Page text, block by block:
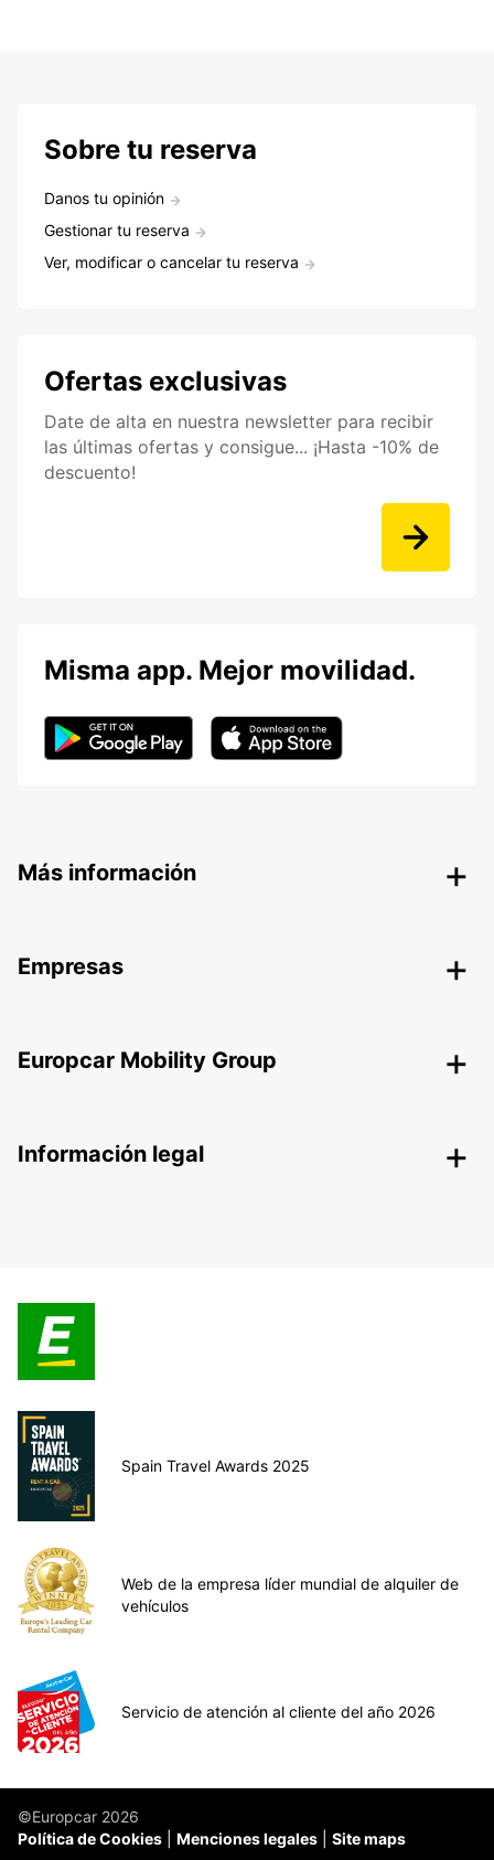
Sobre tu reserva
Danos tu opinión
Gestionar tu reserva
Ver, modificar o cancelar tu reserva
Ofertas exclusivas
Date de alta en nuestra newsletter para recibir
las últimas ofertas y consigue... ¡Hasta -10% de
descuento!
Misma app. Mejor movilidad.
Más información
Empresas
Europcar Mobility Group
Información legal
Spain Travel Awards 2025
Web de la empresa líder mundial de alquiler de
vehículos
Servicio de atención al cliente del año 2026
©Europcar 2026
Política de Cookies
Menciones legales Site maps